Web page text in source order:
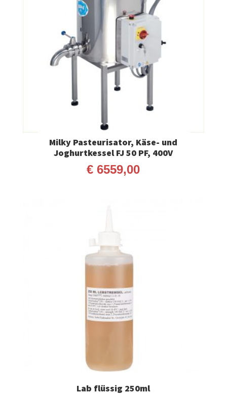
Milky Pasteurisator, Käse- und
Joghurtkessel FJ 50 PF, 400V
€ 6559,00
Lab flüssig 250ml